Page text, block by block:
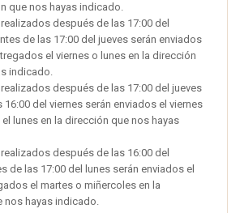
que nos hayas indicado.
después de las 17:00 del
de las 17:00 del jueves serán enviados
el viernes o lunes en la dirección
indicado.
después de las 17:00 del jueves
16:00 del viernes serán enviados el viernes
lunes en la dirección que nos hayas
después de las 16:00 del
de las 17:00 del lunes serán enviados el
el martes o miñercoles en la
nos hayas indicado.